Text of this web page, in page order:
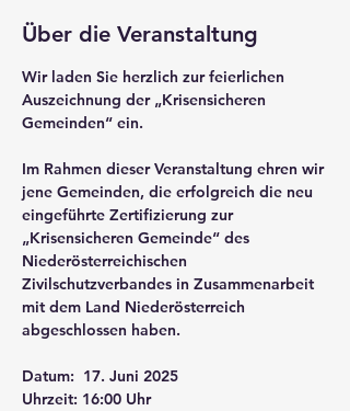
Über die Veranstaltung
Wir laden Sie herzlich zur feierlichen
Auszeichnung der „Krisensicheren
Gemeinden“ ein.
Im Rahmen dieser Veranstaltung ehren wir
jene Gemeinden, die erfolgreich die neu
eingeführte Zertifizierung zur
„Krisensicheren Gemeinde“ des
Niederösterreichischen
Zivilschutzverbandes in Zusammenarbeit
mit dem Land Niederösterreich
abgeschlossen haben.
Datum:  17. Juni 2025
Uhrzeit: 16:00 Uhr